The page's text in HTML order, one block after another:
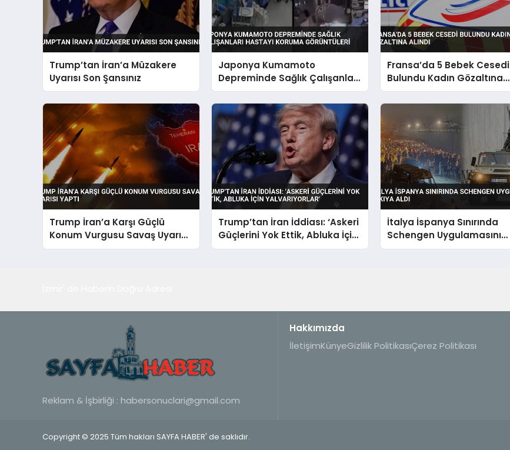
Trump’tan İran’a Müzakere
Uyarısı Son Şansınız
Japonya Kumamoto
Depreminde Sağlık Çalışanları
Hastayı Koruma Görüntüleri
Fransa’da 5 Bebek Cesedi
Bulundu Kadın Gözaltına
Alındı
Trump İran’a Karşı Güçlü
Konum Vurgusu Savaş Uyarısı
Yaptı
Trump’tan İran İddiası: ‘Askeri
Güçlerini Yok Ettik, Abluka İçin
Yalvarıyorlar’
İtalya İspanya Sınırında
Schengen Uygulamasını
Askıya Aldı
Reklam & İşbirliği : habersonuclari@gmail.com
Hakkımızda
İletişimKünyeGizlilik PolitikasıÇerez Politikası
Copyright © 2025 Tüm hakları SAYFA HABER' de saklıdır.